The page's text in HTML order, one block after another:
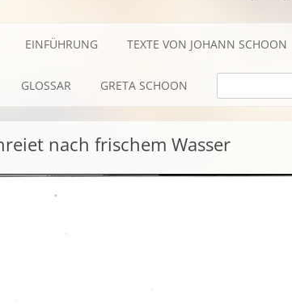
EINFÜHRUNG TEXTE VON JOHANN SCHOON
GLOSSAR GRETA SCHOON
BIOGRAFISCHES
TEXTE
SUCHE NACH:
nach frischem Wasser